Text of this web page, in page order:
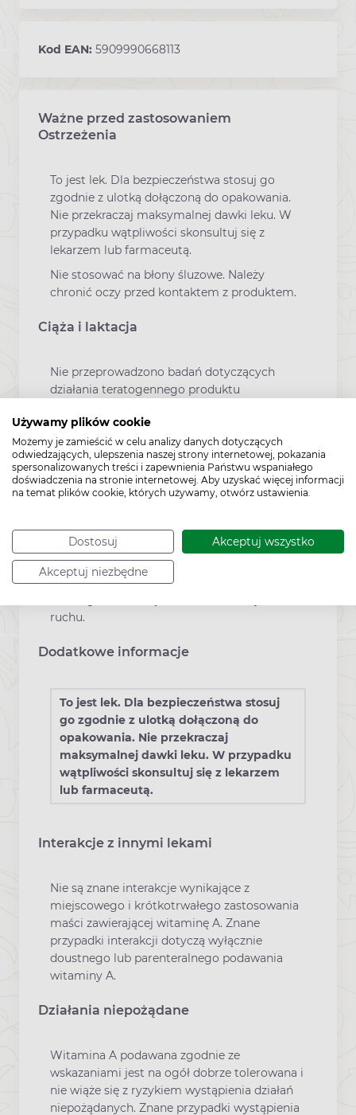
Używamy plików cookie
Możemy je zamieścić w celu analizy danych dotyczących
odwiedzających, ulepszenia naszej strony internetowej, pokazania
spersonalizowanych treści i zapewnienia Państwu wspaniałego
doświadczenia na stronie internetowej. Aby uzyskać więcej informacji
na temat plików cookie, których używamy, otwórz ustawienia.
Dostosuj Akceptuj wszystko
Akceptuj niezbędne
Kod EAN: 5909990668113
Ważne przed zastosowaniem
Ostrzeżenia
To jest lek. Dla bezpieczeństwa stosuj go
zgodnie z ulotką dołączoną do opakowania.
Nie przekraczaj maksymalnej dawki leku. W
przypadku wątpliwości skonsultuj się z
lekarzem lub farmaceutą.
Nie stosować na błony śluzowe. Należy
chronić oczy przed kontaktem z produktem.
Ciąża i laktacja
Nie przeprowadzono badań dotyczących
działania teratogennego produktu
Produkt może być stosowany w okresie ciąży
jedynie w przypadku, gdy w opinii lekarza
korzyść dla matki przeważa nad
potencjalnym zagrożeniem dla płodu.
Produkt nie ma wpływu na zdolność
prowadzenia pojazdów mechanicznych
ruchu.
Dodatkowe informacje
To jest lek. Dla bezpieczeństwa stosuj
go zgodnie z ulotką dołączoną do
opakowania. Nie przekraczaj
maksymalnej dawki leku. W przypadku
wątpliwości skonsultuj się z lekarzem
lub farmaceutą.
Interakcje z innymi lekami
Nie są znane interakcje wynikające z
miejscowego i krótkotrwałego zastosowania
maści zawierającej witaminę A. Znane
przypadki interakcji dotyczą wyłącznie
doustnego lub parenteralnego podawania
witaminy A.
Działania niepożądane
Witamina A podawana zgodnie ze
wskazaniami jest na ogół dobrze tolerowana i
nie wiąże się z ryzykiem wystąpienia działań
niepożądanych. Znane przypadki wystąpienia